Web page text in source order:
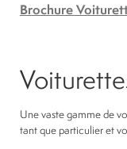
Brochure
Une vaste gamme de
tant que particulier et